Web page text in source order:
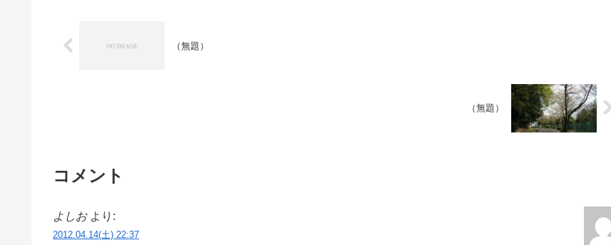
（無題）
（無題）
コメント
よしお より:
2012.04.14(土) 22:37